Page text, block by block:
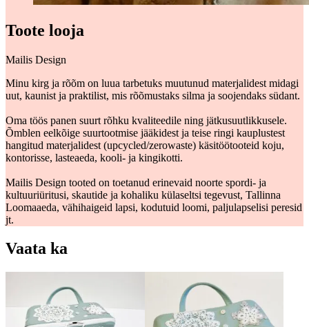
Toote looja
Mailis Design
Minu kirg ja rõõm on luua tarbetuks muutunud materjalidest midagi
uut, kaunist ja praktilist, mis rõõmustaks silma ja soojendaks südant.
Oma töös panen suurt rõhku kvaliteedile ning jätkusuutlikkusele.
Õmblen eelkõige suurtootmise jääkidest ja teise ringi kauplustest
hangitud materjalidest (upcycled/zerowaste) käsitöötooteid koju,
kontorisse, lasteaeda, kooli- ja kingikotti.
Mailis Design tooted on toetanud erinevaid noorte spordi- ja
kultuuriüritusi, skautide ja kohaliku külaseltsi tegevust, Tallinna
Loomaaeda, vähihaigeid lapsi, kodutuid loomi, paljulapselisi peresid
jt.
Vaata ka